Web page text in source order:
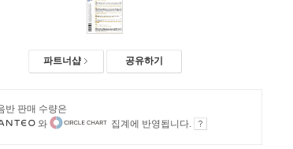
파트너샵 공유하기
반 판매 수량은
와
집계에 반영됩니다.